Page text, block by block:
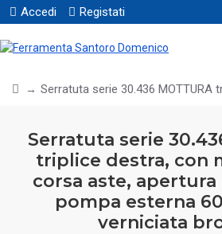
Accedi Registati
Serratuta serie 30.436
Serratuta serie
triplice destra, con
corsa aste, apertura
pompa esterna
verniciata